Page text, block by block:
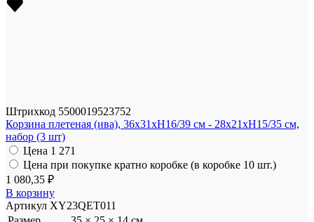
Штрихкод 5500019523752
Корзина плетеная (ива), 36x31xH16/39 см - 28x21xH15/35 см,
набор (3 шт)
Цена 1 271
Цена при покупке кратно коробке (в коробке 10 шт.)
1 080,35 ₽
В корзину
Артикул XY23QET011